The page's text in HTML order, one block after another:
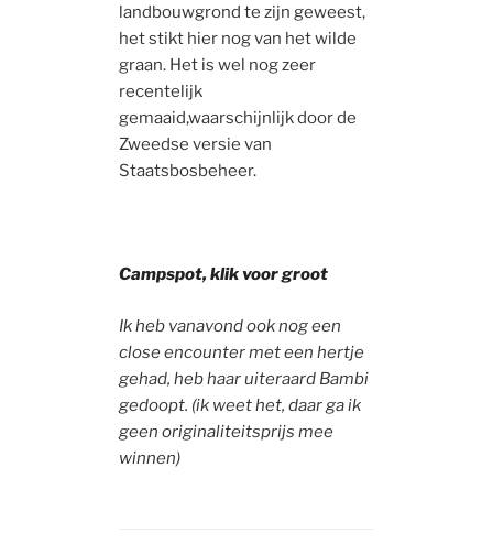
landbouwgrond te zijn geweest,
het stikt hier nog van het wilde
graan. Het is wel nog zeer
recentelijk
gemaaid,waarschijnlijk door de
Zweedse versie van
Staatsbosbeheer.
Campspot, klik voor groot
Ik heb vanavond ook nog een
close encounter met een hertje
gehad, heb haar uiteraard Bambi
gedoopt. (ik weet het, daar ga ik
geen originaliteitsprijs mee
winnen)